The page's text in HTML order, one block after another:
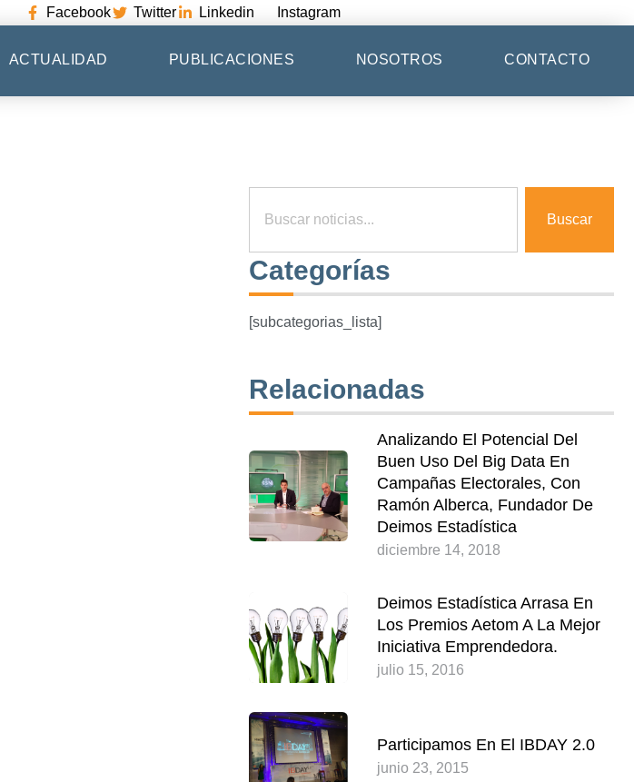
Facebook Twitter Linkedin Instagram
ACTUALIDAD PUBLICACIONES NOSOTROS CONTACTO
Buscar
Categorías
[subcategorias_lista]
Relacionadas
Analizando El Potencial Del
Buen Uso Del Big Data En
Campañas Electorales, Con
Ramón Alberca, Fundador De
Deimos Estadística
diciembre 14, 2018
Deimos Estadística Arrasa En
Los Premios Aetom A La Mejor
Iniciativa Emprendedora.
julio 15, 2016
Participamos En El IBDAY 2.0
junio 23, 2015